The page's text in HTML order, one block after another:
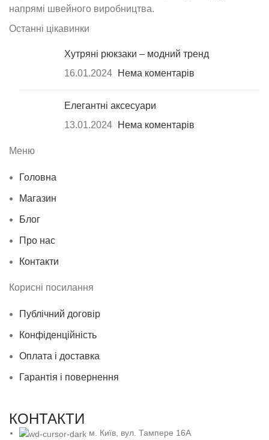
напрямі швейного виробництва.
Останні цікавинки
Хутряні рюкзаки – модний тренд
16.01.2024
Нема коментарів
Елегантні аксесуари
13.01.2024
Нема коментарів
Меню
Головна
Магазин
Блог
Про нас
Контакти
Корисні посилання
Публічний договір
Конфіденційність
Оплата і доставка
Гарантія і повернення
КОНТАКТИ
м. Київ, вул. Тампере 16А